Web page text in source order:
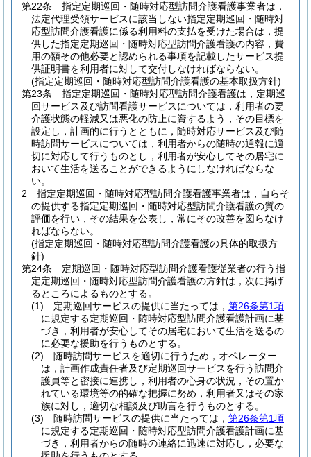
第22条
指定定期巡回・随時対応型訪問介護看護事業者は，
法定代理受領サービスに該当しない指定定期巡回・随時対
応型訪問介護看護に係る利用料の支払を受けた場合は，提
供した指定定期巡回・随時対応型訪問介護看護の内容，費
用の額その他必要と認められる事項を記載したサービス提
供証明書を利用者に対して交付しなければならない。
(指定定期巡回・随時対応型訪問介護看護の基本取扱方針)
第23条
指定定期巡回・随時対応型訪問介護看護は，定期巡
回サービス及び訪問看護サービスについては，利用者の要
介護状態の軽減又は悪化の防止に資するよう，その目標を
設定し，計画的に行うとともに，随時対応サービス及び随
時訪問サービスについては，利用者からの随時の通報に適
切に対応して行うものとし，利用者が安心してその居宅に
おいて生活を送ることができるようにしなければならな
い。
2
指定定期巡回・随時対応型訪問介護看護事業者は，自らそ
の提供する指定定期巡回・随時対応型訪問介護看護の質の
評価を行い，その結果を公表し，常にその改善を図らなけ
ればならない。
(指定定期巡回・随時対応型訪問介護看護の具体的取扱方
針)
第24条
定期巡回・随時対応型訪問介護看護従業者の行う指
定定期巡回・随時対応型訪問介護看護の方針は，次に掲げ
るところによるものとする。
(1)
定期巡回サービスの提供に当たっては， 第26条第1項
に規定する定期巡回・随時対応型訪問介護看護計画に基
づき，利用者が安心してその居宅において生活を送るの
に必要な援助を行うものとする。
(2)
随時訪問サービスを適切に行うため，オペレーター
は，計画作成責任者及び定期巡回サービスを行う訪問介
護員等と密接に連携し，利用者の心身の状況，その置か
れている環境等の的確な把握に努め，利用者又はその家
族に対し，適切な相談及び助言を行うものとする。
(3)
随時訪問サービスの提供に当たっては， 第26条第1項
に規定する定期巡回・随時対応型訪問介護看護計画に基
づき，利用者からの随時の連絡に迅速に対応し，必要な